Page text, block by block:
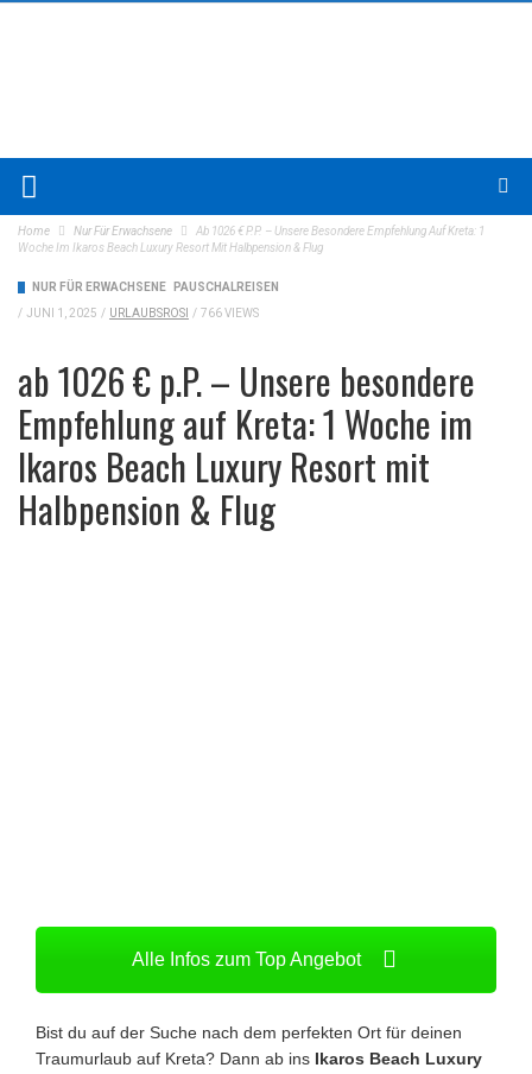
Home Nur Für Erwachsene
Ab 1026 € P.P. – Unsere Besondere Empfehlung Auf Kreta: 1
Woche Im Ikaros Beach Luxury Resort Mit Halbpension & Flug
NUR FÜR ERWACHSENE
PAUSCHALREISEN
/ JUNI 1, 2025 / URLAUBSROSI / 766 VIEWS
ab 1026 € p.P. – Unsere besondere
Empfehlung auf Kreta: 1 Woche im
Ikaros Beach Luxury Resort mit
Halbpension & Flug
Alle Infos zum Top Angebot
Bist du auf der Suche nach dem perfekten Ort für deinen
Traumurlaub auf Kreta? Dann ab ins Ikaros Beach Luxury